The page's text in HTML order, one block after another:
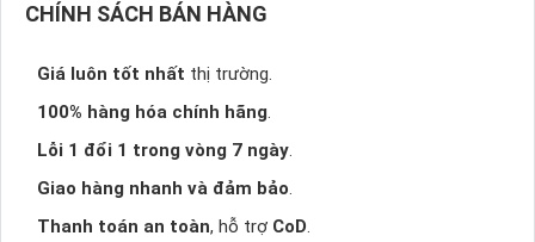
CHÍNH SÁCH BÁN HÀNG
Giá luôn tốt nhất thị trường.
100% hàng hóa chính hãng.
Lỗi 1 đổi 1 trong vòng 7 ngày.
Giao hàng nhanh và đảm bảo.
Thanh toán an toàn, hỗ trợ CoD.